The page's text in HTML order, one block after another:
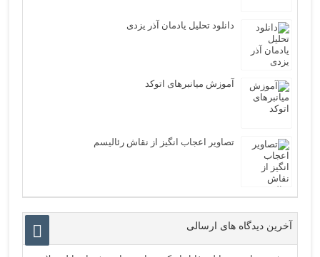
دانلود تحلیل یادمان آذر یزدی
آموزش میانبرهای اتوکد
تصاویر اعجاب انگیز از نقاش رئالیسم
آخرین دیدگاه های ارسالی